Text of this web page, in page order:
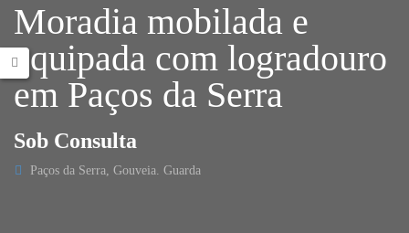
Moradia mobilada e
equipada com logradouro
em Paços da Serra
Sob Consulta
Paços da Serra, Gouveia. Guarda